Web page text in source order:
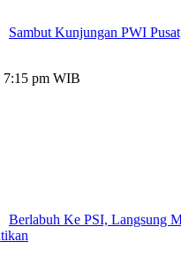
Sambut Kunjungan PWI
7:15 pm WIB
Berlabuh Ke PSI, Langsung